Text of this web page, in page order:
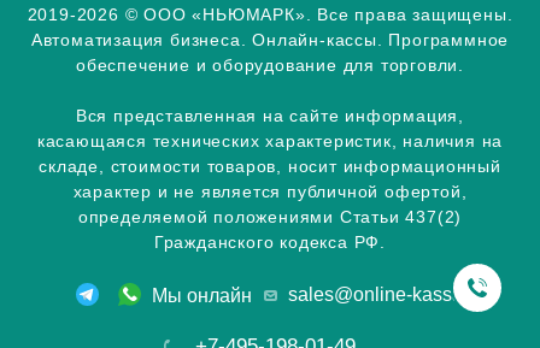
2019-2026 © ООО «НЬЮМАРК». Все права защищены.
Автоматизация бизнеса. Онлайн-кассы. Программное
обеспечение и оборудование для торговли.
Вся представленная на сайте информация,
касающаяся технических характеристик, наличия на
складе, стоимости товаров, носит информационный
характер и не является публичной офертой,
определяемой положениями Статьи 437(2)
Гражданского кодекса РФ.
Мы онлайн sales@online-kassa.info